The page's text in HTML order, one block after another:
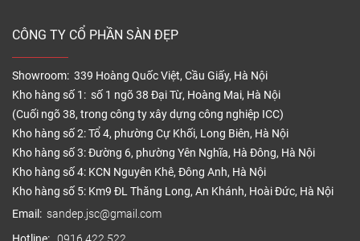
CÔNG TY CỔ PHẦN SÀN ĐẸP
Showroom: 339 Hoàng Quốc Việt, Cầu Giấy, Hà Nội
Kho hàng số 1: số 1 ngõ 38 Đại Từ, Hoàng Mai, Hà Nội
(Cuối ngõ 38, trong công ty xây dựng công nghiệp ICC)
Kho hàng số 2: Tổ 4, phường Cự Khối, Long Biên, Hà Nội
Kho hàng số 3: Đường 6, phường Yên Nghĩa, Hà Đông, Hà Nội
Kho hàng số 4: KCN Nguyên Khê, Đông Anh, Hà Nội
Kho hàng số 5: Km9 ĐL Thăng Long, An Khánh, Hoài Đức, Hà Nội
Email: sandep.jsc@gmail.com